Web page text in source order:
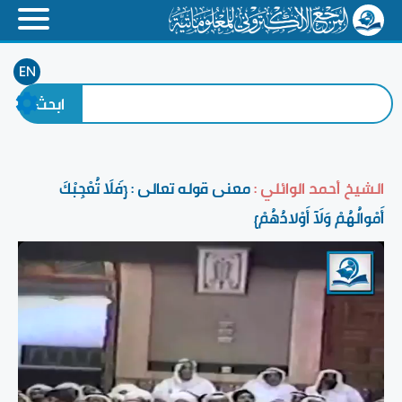
EN
الشيخ أحمد الوائلي :معنى قوله تعالى : {فَلَا تُعْجِبْكَ
أَمْوالُهُمْ وَلَآ أَوْلادُهُمْ}